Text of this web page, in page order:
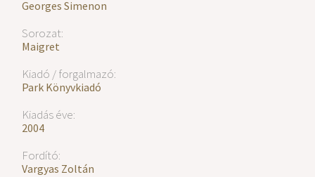
Georges Simenon
Sorozat:
Maigret
Kiadó / forgalmazó:
Park Könyvkiadó
Kiadás éve:
2004
Fordító:
Vargyas Zoltán